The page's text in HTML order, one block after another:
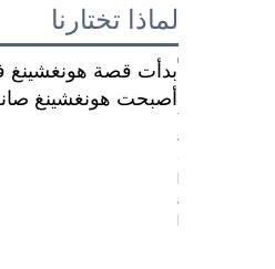
لماذا تختارنا
أصبحت هونغشينغ